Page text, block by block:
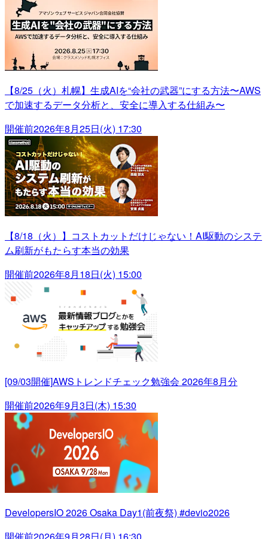
【8/25（火）札幌】生成AIを“会社の武器”にする方法〜AWS
で加速するデータ分析と、安全に導入する仕組み〜
開催前2026年8月25日(火) 17:30
【8/18（火）】コストカットだけじゃない！AI駆動のシステ
ム刷新がもたらす本当の効果
開催前2026年8月18日(火) 15:00
[09/03開催]AWSトレンドチェック勉強会 2026年8月分
開催前2026年9月3日(木) 15:30
DevelopersIO 2026 Osaka Day1(前夜祭) #devio2026
開催前2026年9月28日(月) 16:30